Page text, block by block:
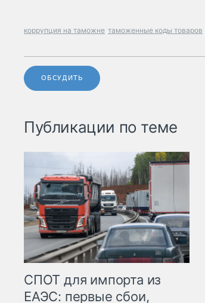
коррупция на таможне таможенные коды товаров
ОБСУДИТЬ
Публикации по теме
СПОТ для импорта из
ЕАЭС: первые сбои,